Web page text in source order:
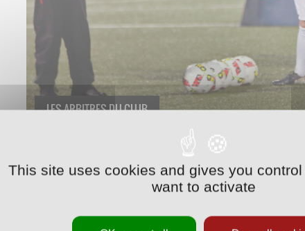
LES ARBITRES DU CLUB
À la mi-temps du dernier match à Marcel-Picot,
en affrontant les ramasseurs de balle. Ils ont ainsi
This site uses cookies and gives you
want to activate